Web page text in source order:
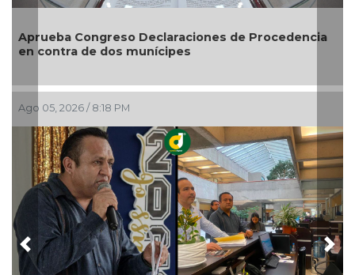
Aprueba Congreso Declaraciones de Procedencia
en contra de dos munícipes
Ago 05, 2026 / 8:18 PM
Previous